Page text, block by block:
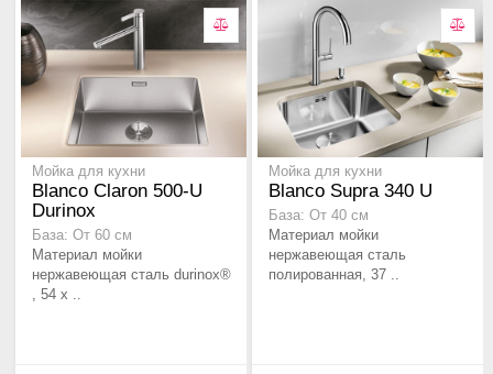
Мойка для кухни
Blanco Claron 500-U
Durinox
База: От 60 см
Материал мойки
нержавеющая сталь durinox®
, 54 x ..
Мойка для кухни
Blanco Supra 340 U
База: От 40 см
Материал мойки
нержавеющая сталь
полированная, 37 ..